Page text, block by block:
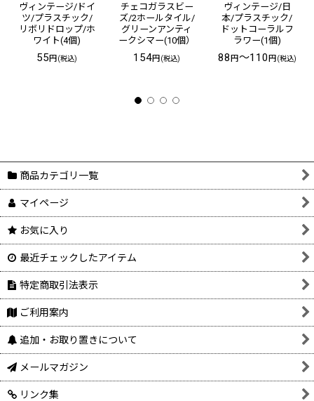
ヴィンテージ/ドイ
ツ/プラスチック/
リボリドロップ/ホ
ワイト(4個)
55円(税込)
チェコガラスビー
ズ/2ホールタイル/
グリーンアンティ
ークシマー(10個）
154円(税込)
ヴィンテージ/日
本/プラスチック/
ドットコーラルフ
ラワー(1個)
88円～110円(税込)
商品カテゴリ一覧
マイページ
お気に入り
最近チェックしたアイテム
特定商取引法表示
ご利用案内
追加・お取り置きについて
メールマガジン
リンク集